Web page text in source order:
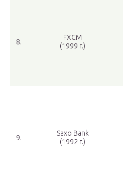
8.
FXCM
(1999 г.)
9.
Saxo Bank
(1992 г.)